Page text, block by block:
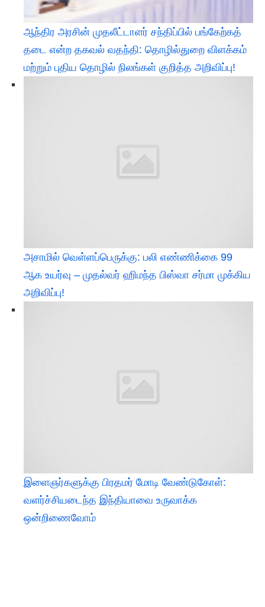
ஆந்திர அரசின் முதலீட்டாளர் சந்திப்பில் பங்கேற்கத்
தடை என்ற தகவல் வதந்தி: தொழில்துறை விளக்கம்
மற்றும் புதிய தொழில் நிலங்கள் குறித்த அறிவிப்பு!
அசாமில் வெள்ளப்பெருக்கு: பலி எண்ணிக்கை 99
ஆக உயர்வு – முதல்வர் ஹிமந்த பிஸ்வா சர்மா முக்கிய
அறிவிப்பு!
இளைஞர்களுக்கு பிரதமர் மோடி வேண்டுகோள்:
வளர்ச்சியடைந்த இந்தியாவை உருவாக்க
ஒன்றிணைவோம்